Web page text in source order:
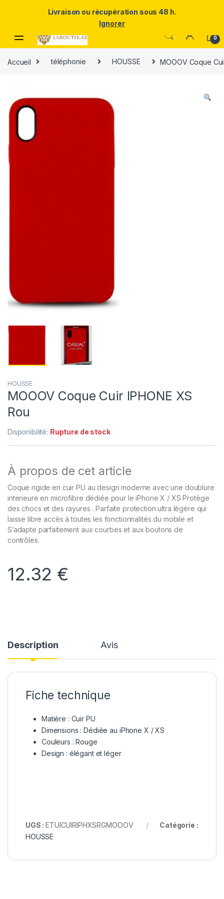
puissance et l'élégance du Samsung Galaxy S25 Ultra à prix réduit.
0
Accueil téléphonie HOUSSE MOOOV Coque
HOUSSE
MOOOV Coque Cuir IPHONE XS
Rou
Disponibilité: Rupture de stock
À propos de cet article
Coque rigide en cuir PU au design moderne avec une doublure
interieure en microfibre dédiée pour le iPhone X / XS Protège
des chocs et des rayures . Parfaite protection ultra lègère qui
laisse libre accès à toutes les fonctionnalités du mobile et
S’adapte parfaitement aux courbes et aux boutons de
contrôles.
12.32 €
Description Avis
Fiche technique
Matière : Cuir PU
Dimensions : Dédiée au iPhone X / XS
Couleurs : Rouge
Design : élégant et léger
UGS :ETUICUIRIPHXSRGMOOOV
Catégorie :
HOUSSE
Livraison ou récupération sous 48 h.
Ignorer